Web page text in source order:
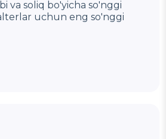
va soliq bo'yicha so'nggi
uchun eng so'nggi